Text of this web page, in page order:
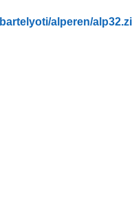
alperen/